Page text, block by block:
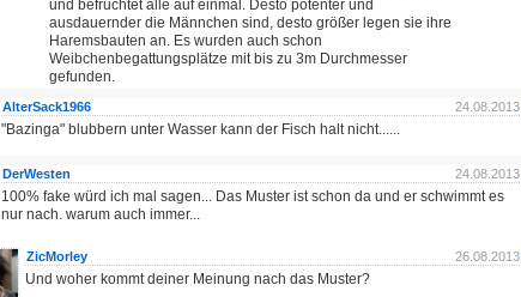
und befruchtet alle auf einmal. Desto potenter und
ausdauernder die Männchen sind, desto größer legen sie ihre
Haremsbauten an. Es wurden auch schon
Weibchenbegattungsplätze mit bis zu 3m Durchmesser
gefunden.
24.08.2013
AlterSack1966
"Bazinga" blubbern unter Wasser kann der Fisch halt nicht......
24.08.2013
DerWesten
100% fake würd ich mal sagen... Das Muster ist schon da und er schwimmt es
nur nach. warum auch immer...
26.08.2013
ZicMorley
Und woher kommt deiner Meinung nach das Muster?